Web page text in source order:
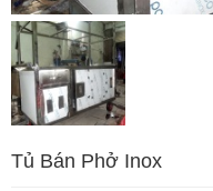
Tủ Bán Phở Inox